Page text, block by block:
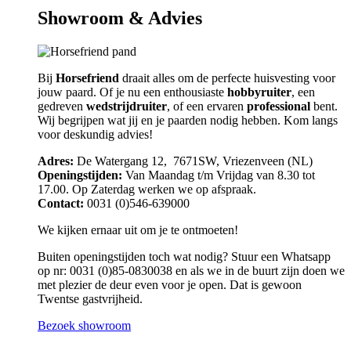
Showroom & Advies
Bij Horsefriend draait alles om de perfecte huisvesting voor
jouw paard. Of je nu een enthousiaste hobbyruiter, een
gedreven wedstrijdruiter, of een ervaren professional bent.
Wij begrijpen wat jij en je paarden nodig hebben. Kom langs
voor deskundig advies!
Adres: De Watergang 12, 7671SW, Vriezenveen (NL)
Openingstijden: Van Maandag t/m Vrijdag van 8.30 tot
17.00. Op Zaterdag werken we op afspraak.
Contact: 0031 (0)546-639000
We kijken ernaar uit om je te ontmoeten!
Buiten openingstijden toch wat nodig? Stuur een Whatsapp
op nr: 0031 (0)85-0830038 en als we in de buurt zijn doen we
met plezier de deur even voor je open. Dat is gewoon
Twentse gastvrijheid.
Bezoek showroom